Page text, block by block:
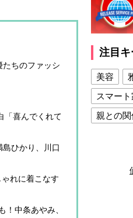
たちのファッシ
「喜んでくれて
ひかり、川口
れに着こなす
！中条あやみ、
注目キ
美容
スマー
親との関
夫との